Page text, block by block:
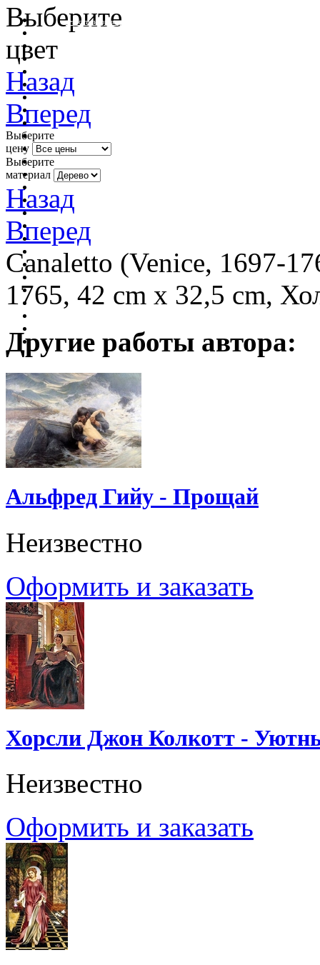
очистить фильтр цвета
Выберите
цвет
Назад
Вперед
Выберите
цену
Выберите
материал
Назад
Вперед
Canaletto (Venice, 1697-
1765, 42 cm x 32,5 cm,
Другие работы автора:
Альфред Гийу - Прощай
Неизвестно
Оформить и заказать
Хорсли Джон Колкотт -
Неизвестно
Оформить и заказать